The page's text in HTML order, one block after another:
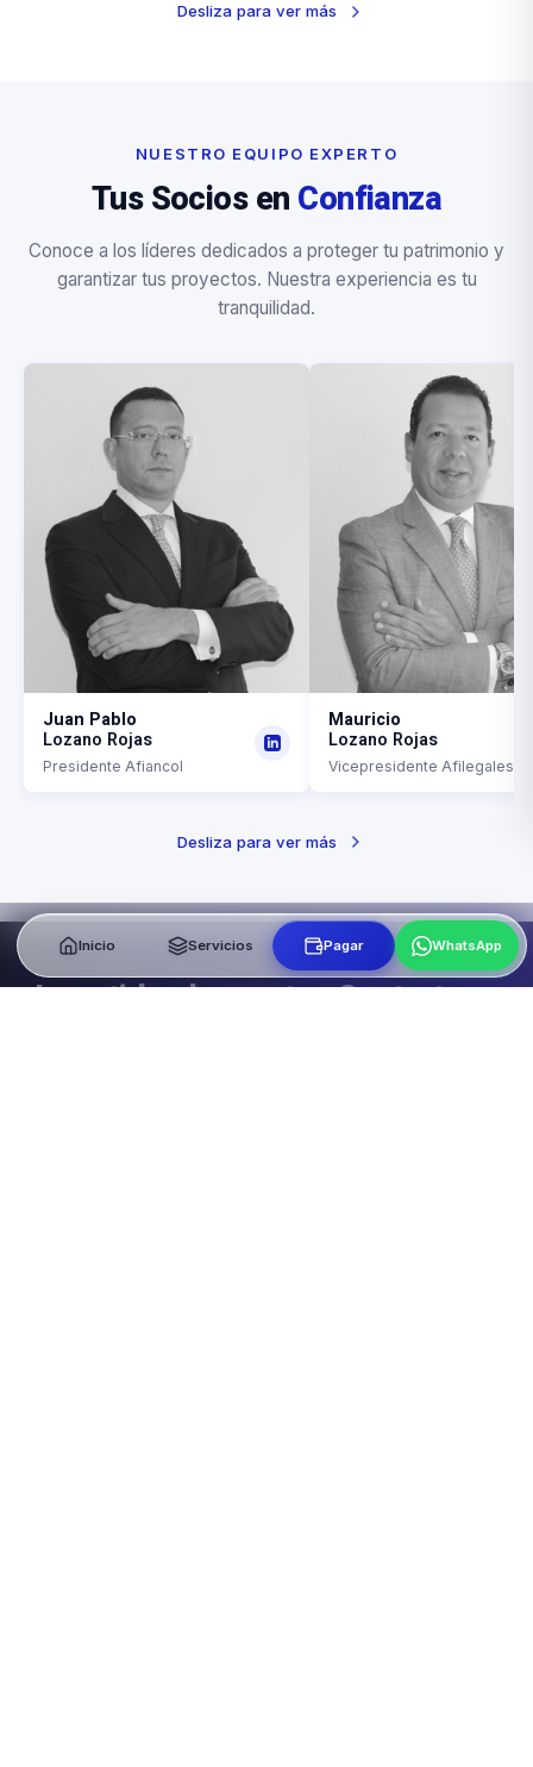
Inicio Servicios Pagar WhatsApp
Desliza para ver más
NUESTRO EQUIPO EXPERTO
Tus Socios en Confianza
Conoce a los líderes dedicados a proteger tu patrimonio y
garantizar tus proyectos. Nuestra experiencia es tu
tranquilidad.
Juan Pablo
Lozano Rojas
Presidente Afiancol
Mauricio
Lozano Rojas
Vicepresidente Afilegales
Desliza para ver más
¿Incertidumbre en tus Contratos o